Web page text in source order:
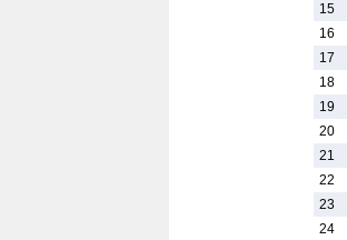
15
16
17
18
19
20
21
22
23
24